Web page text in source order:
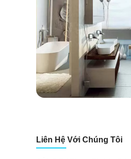
Mẫu
XEM
Liên Hệ Với Chúng Tôi